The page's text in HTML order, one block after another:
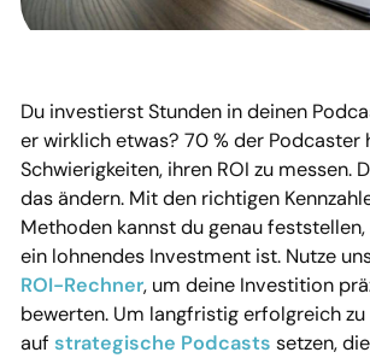
Du investierst Stunden in deinen
er wirklich etwas? 70 % der Podcaster
Schwierigkeiten, ihren ROI zu messen.
das ändern. Mit den richtigen
Methoden kannst du genau
ein lohnendes Investment ist. Nutze
ROI-Rechner, um deine Investition
bewerten. Um langfristig erfolgreich
aufstrategische Podcasts setzen,